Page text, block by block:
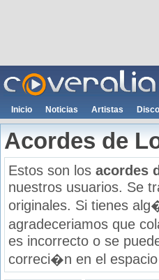
Inicio Noticias Artistas
Acordes de
Estos son los acordes
nuestros usuarios. Se
originales. Si tienes
agradeceriamos que
es incorrecto o se
correci�n en el espacio